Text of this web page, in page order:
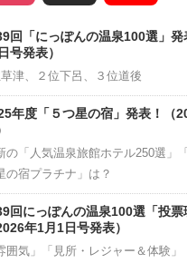
回「にっぽんの温泉100選」発
号発表）
津、２位下呂、３位道後
年度「５つ星の宿」発表！（
の「人気温泉旅館ホテル250選」
の宿プラチナ」は？
回にっぽんの温泉100選「投票
年1月1日号発表）
囲気」「見所・レジャー＆体験